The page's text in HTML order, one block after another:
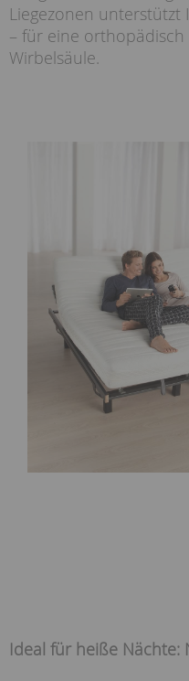
Liegezonen
– für eine
Wirbelsäule.
Ideal für heiße